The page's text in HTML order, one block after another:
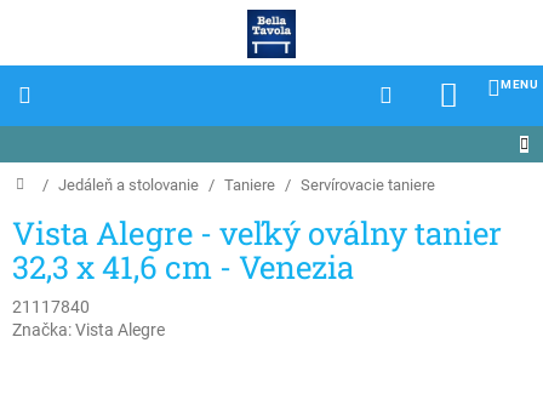
Domov
/ Jedáleň a stolovanie / Taniere / Servírovacie taniere
Vista Alegre - veľký oválny tanier
32,3 x 41,6 cm - Venezia
21117840
Značka:Vista Alegre